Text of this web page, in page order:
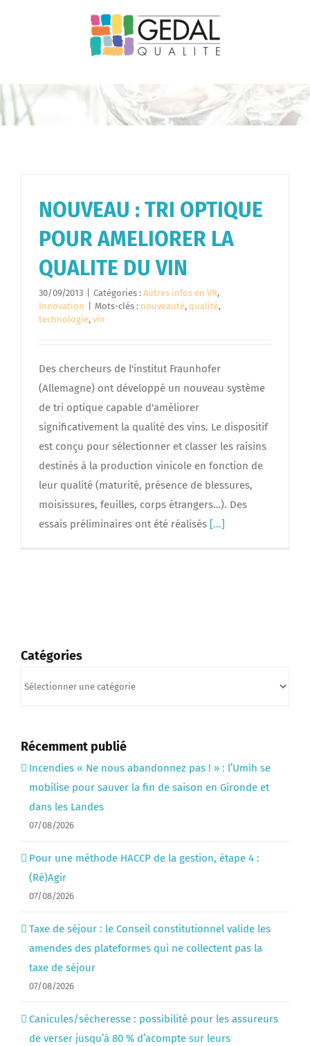
NOUVEAU : TRI OPTIQUE
POUR AMELIORER LA
QUALITE DU VIN
30/09/2013 Catégories : Autres infos en VR,
Innovation
Mots-clés : nouveauté, qualité,
technologie, vin
Des chercheurs de l'institut Fraunhofer
(Allemagne) ont développé un nouveau système
de tri optique capable d'améliorer
significativement la qualité des vins. Le dispositif
est conçu pour sélectionner et classer les raisins
destinés à la production vinicole en fonction de
leur qualité (maturité, présence de blessures,
moisissures, feuilles, corps étrangers…). Des
essais préliminaires ont été réalisés [...]
Catégories
Récemment publié
Incendies « Ne nous abandonnez pas ! » : l’Umih se
mobilise pour sauver la fin de saison en Gironde et
dans les Landes
07/08/2026
Pour une méthode HACCP de la gestion, étape 4 :
(Ré)Agir
07/08/2026
Taxe de séjour : le Conseil constitutionnel valide les
amendes des plateformes qui ne collectent pas la
taxe de séjour
07/08/2026
Canicules/sécheresse : possibilité pour les assureurs
de verser jusqu’à 80 % d’acompte sur leurs